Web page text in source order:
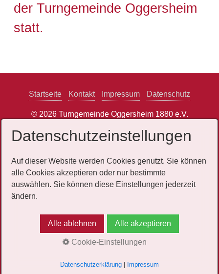
der Turngemeinde Oggersheim
statt.
Startseite Kontakt Impressum Datenschutz
© 2026 Turngemeinde Oggersheim 1880 e.V.
Datenschutzeinstellungen
Auf dieser Website werden Cookies genutzt. Sie können
alle Cookies akzeptieren oder nur bestimmte
auswählen. Sie können diese Einstellungen jederzeit
ändern.
Alle ablehnen Alle akzeptieren
Cookie-Einstellungen
Datenschutzerklärung| Impressum